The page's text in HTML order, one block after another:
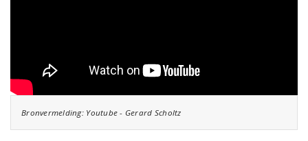
Bronvermelding: Youtube - Gerard Scholtz